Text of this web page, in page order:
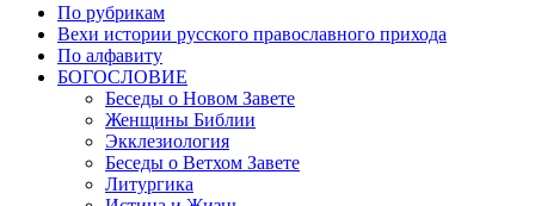
По рубрикам
Вехи истории русского православного прихода
По алфавиту
БОГОСЛОВИЕ
Беседы о Новом Завете
Женщины Библии
Экклезиология
Беседы о Ветхом Завете
Литургика